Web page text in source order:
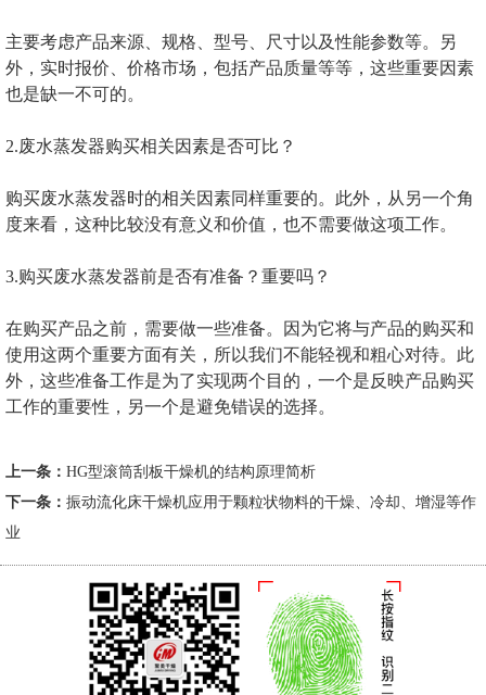
主要考虑产品来源、规格、型号、尺寸以及性能参数等。另
外，实时报价、价格市场，包括产品质量等等，这些重要因素
也是缺一不可的。
2.废水蒸发器购买相关因素是否可比？
购买废水蒸发器时的相关因素同样重要的。此外，从另一个角
度来看，这种比较没有意义和价值，也不需要做这项工作。
3.购买废水蒸发器前是否有准备？重要吗？
在购买产品之前，需要做一些准备。因为它将与产品的购买和
使用这两个重要方面有关，所以我们不能轻视和粗心对待。此
外，这些准备工作是为了实现两个目的，一个是反映产品购买
工作的重要性，另一个是避免错误的选择。
上一条： HG型滚筒刮板干燥机的结构原理简析
下一条： 振动流化床干燥机应用于颗粒状物料的干燥、冷却、增湿等作
业